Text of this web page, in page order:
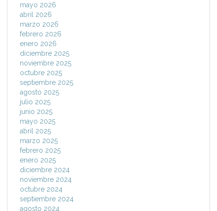
mayo 2026
abril 2026
marzo 2026
febrero 2026
enero 2026
diciembre 2025
noviembre 2025
octubre 2025
septiembre 2025
agosto 2025
julio 2025
junio 2025
mayo 2025
abril 2025
marzo 2025
febrero 2025
enero 2025
diciembre 2024
noviembre 2024
octubre 2024
septiembre 2024
agosto 2024